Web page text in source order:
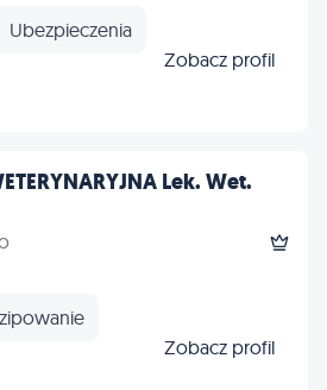
Ubezpieczenia
Zobacz profil
Lek. Wet.
Zobacz profil